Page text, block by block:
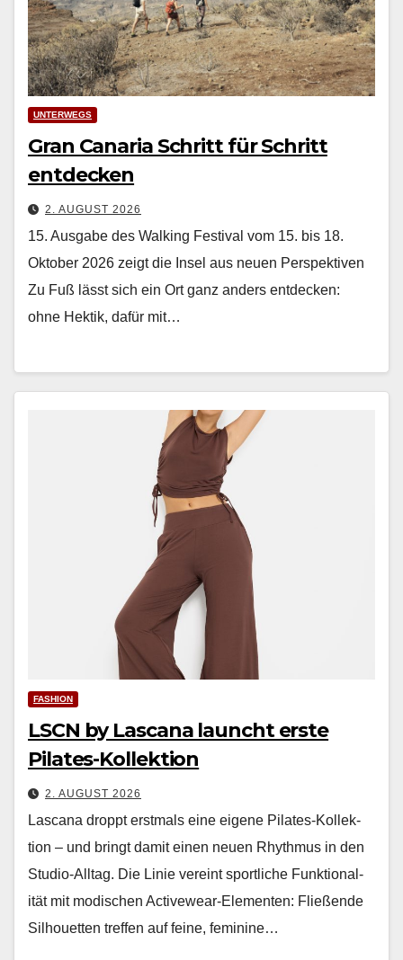
UNTERWEGS
Gran Canaria Schritt für Schritt
entdecken
2. AUGUST 2026
15. Ausgabe des Walking Festival vom 15. bis 18.
Oktober 2026 zeigt die Insel aus neuen Perspektiven
Zu Fuß lässt sich ein Ort ganz anders ent­deck­en:
ohne Hek­tik, dafür mit…
FASHION
LSCN by Lascana launcht erste
Pilates-Kollektion
2. AUGUST 2026
Las­cana droppt erst­mals eine eigene Pilates-Kollek­
tion – und bringt damit einen neuen Rhyth­mus in den
Stu­dio-All­t­ag. Die Lin­ie vere­int sportliche Funk­tion­al­
ität mit modis­chen Activewear-Ele­menten: Fließende
Sil­hou­et­ten tre­f­fen auf feine, fem­i­nine…